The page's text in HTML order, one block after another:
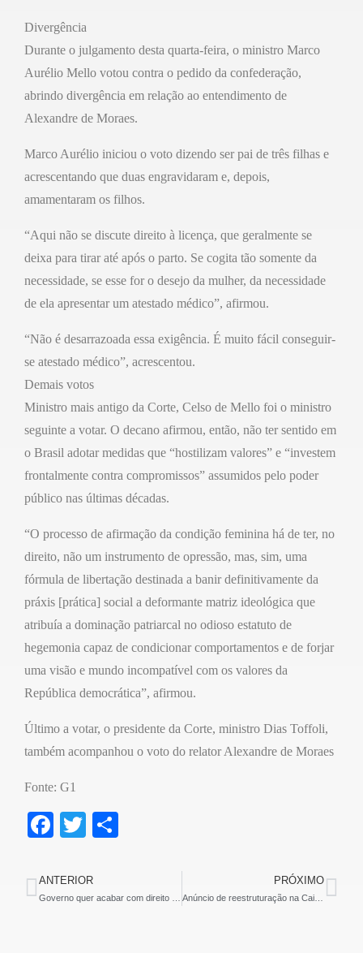
Divergência
Durante o julgamento desta quarta-feira, o ministro Marco
Aurélio Mello votou contra o pedido da confederação,
abrindo divergência em relação ao entendimento de
Alexandre de Moraes.
Marco Aurélio iniciou o voto dizendo ser pai de três filhas e
acrescentando que duas engravidaram e, depois,
amamentaram os filhos.
“Aqui não se discute direito à licença, que geralmente se
deixa para tirar até após o parto. Se cogita tão somente da
necessidade, se esse for o desejo da mulher, da necessidade
de ela apresentar um atestado médico”, afirmou.
“Não é desarrazoada essa exigência. É muito fácil conseguir-
se atestado médico”, acrescentou.
Demais votos
Ministro mais antigo da Corte, Celso de Mello foi o ministro
seguinte a votar. O decano afirmou, então, não ter sentido em
o Brasil adotar medidas que “hostilizam valores” e “investem
frontalmente contra compromissos” assumidos pelo poder
público nas últimas décadas.
“O processo de afirmação da condição feminina há de ter, no
direito, não um instrumento de opressão, mas, sim, uma
fórmula de libertação destinada a banir definitivamente da
práxis [prática] social a deformante matriz ideológica que
atribuía a dominação patriarcal no odioso estatuto de
hegemonia capaz de condicionar comportamentos e de forjar
uma visão e mundo incompatível com os valores da
República democrática”, afirmou.
Último a votar, o presidente da Corte, ministro Dias Toffoli,
também acompanhou o voto do relator Alexandre de Moraes
Fonte: G1
F
c
e
T
tt
er e
ANTERIOR PRÓXIMO
Anúncio de reestruturação na Caixa causa medo e insegurança em empregados